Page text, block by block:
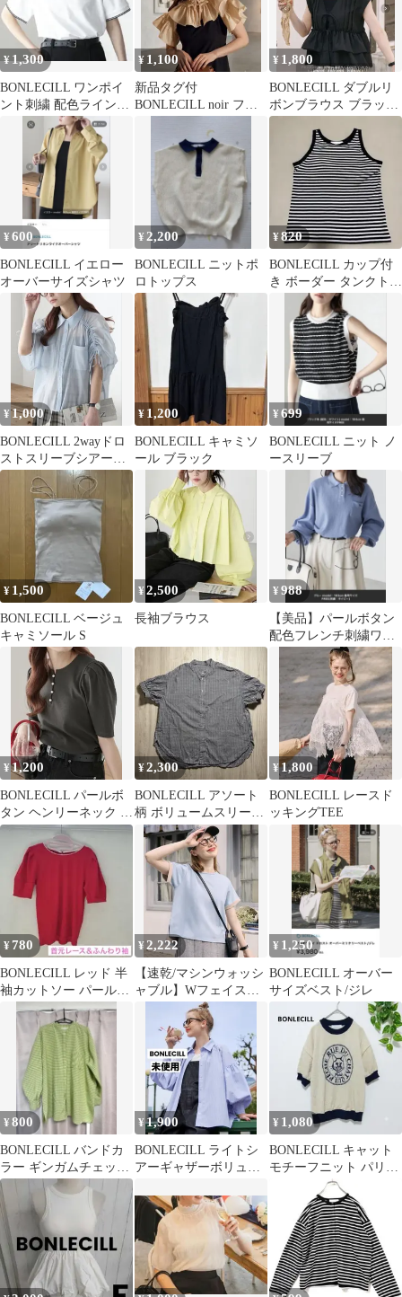
¥1,300
BONLECILL ワンポイ
ント刺繍 配色ライン半
袖Tシャツ オフホワイ
¥ 1,100
新品タグ付
BONLECILL noir フリ
¥ 1,800
BONLECILL ダブルリ
ボンブラウス ブラック
新品未使用
¥600
BONLECILL イエロー
オーバーサイズシャツ
¥ 2,200
BONLECILL ニットポ
ロトップス
¥820
BONLECILL カップ付
き ボーダー タンクトッ
¥1,000
BONLECILL 2wayドロ
ストスリーブシアーギ
ャザーシャツ
¥ 1,200
BONLECILL キャミソ
ール ブラック
¥699
BONLECILL ニット ノ
ースリーブ
¥ 1,500
BONLECILL ベージュ
キャミソール S
¥2,500
長袖ブラウス
¥988
【美品】パールボタン
配色フレンチ刺繍ワッ
フルポロシャツ
¥1,200
BONLECILL パールボ
タン ヘンリーネック パ
フスリーブ Tシャツ
¥2,300
BONLECILL アソート
柄 ボリュームスリーブ
バンドカラー半袖シャ
¥1,800
BONLECILL レースド
ッキングTEE
¥ 780
BONLECILL レッド 半
袖カットソー パールボ
¥2,222
【速乾/マシンウォッシ
ャブル】Wフェイス配
色ターンバックT
¥ 1,250
BONLECILL オーバー
サイズベスト/ジレ
¥800
BONLECILL バンドカ
ラー ギンガムチェック
シャツ
¥1,900
BONLECILL ライトシ
アーギャザーボリュー
ャツ
¥ 1,080
BONLECILL キャット
モチーフニット パリジ
ェンヌ 半袖 クルーネッ